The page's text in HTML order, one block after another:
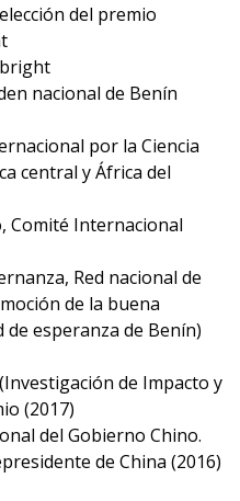
del premio
nacional de Benín
por la Ciencia
central y África del
Comité Internacional
Red nacional de
de la buena
de esperanza de Benín)
(Investigación de Impacto y
(2017)
del Gobierno Chino.
de China (2016)